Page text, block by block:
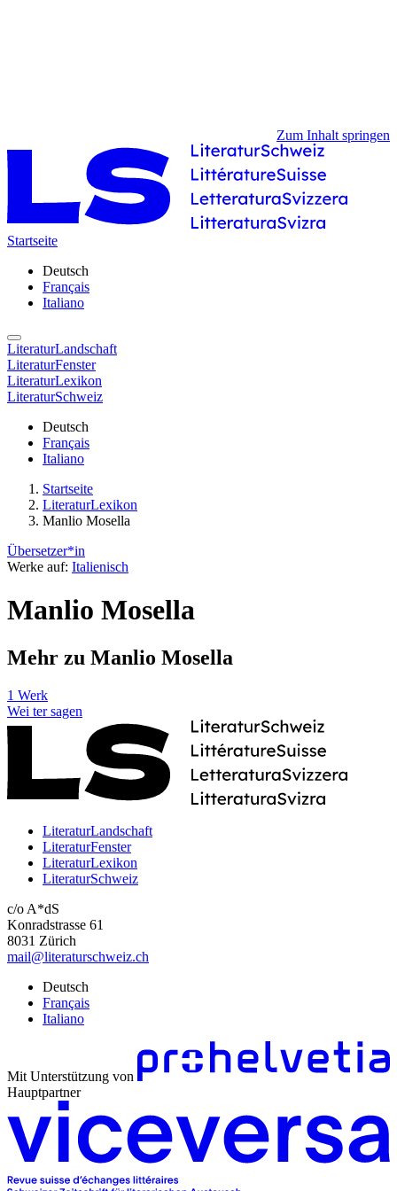
Zum Inhalt springen
Startseite
Deutsch
Français
Italiano
LiteraturLandschaft
LiteraturFenster
LiteraturLexikon
LiteraturSchweiz
Deutsch
Français
Italiano
Startseite
LiteraturLexikon
Manlio Mosella
Übersetzer*in
Werke auf: Italienisch
Manlio Mosella
Mehr zu Manlio Mosella
1 Werk
Wei ter sagen
LiteraturLandschaft
LiteraturFenster
LiteraturLexikon
LiteraturSchweiz
c/o A*dS
Konradstrasse 61
8031 Zürich
mail@literaturschweiz.ch
Deutsch
Français
Italiano
Mit Unterstützung von
Hauptpartner